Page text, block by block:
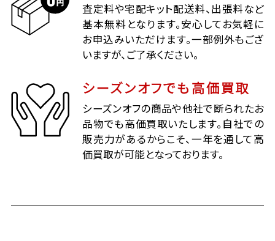
査定料や宅配キット配送料、出張料など
基本無料となります。安心してお気軽に
お申込みいただけます。一部例外もござ
いますが、ご了承ください。
シーズンオフでも高価買取
シーズンオフの商品や他社で断られたお
品物でも高価買取いたします。自社での
販売力があるからこそ、一年を通して高
価買取が可能となっております。